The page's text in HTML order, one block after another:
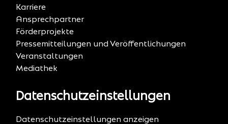
Karriere
Ansprechpartner
Förderprojekte
Pressemitteilungen und Veröffentlichungen
Veranstaltungen
Mediathek
Datenschutzeinstellungen
Datenschutzeinstellungen anzeigen